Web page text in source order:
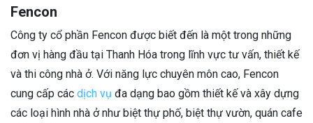
Fencon
Công ty cổ phần Fencon được biết đến là một trong những
đơn vị hàng đầu tại Thanh Hóa trong lĩnh vực tư vấn, thiết kế
và thi công nhà ở. Với năng lực chuyên môn cao, Fencon
cung cấp các dịch vụ đa dạng bao gồm thiết kế và xây dựng
các loại hình nhà ở như biệt thự phố, biệt thự vườn, quán cafe